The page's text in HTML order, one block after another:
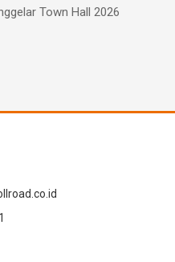
Town Hall 2026